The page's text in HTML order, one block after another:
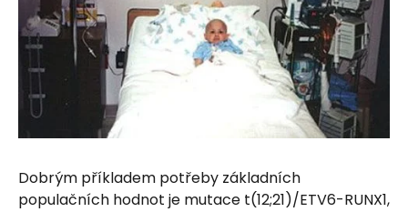
Dobrým příkladem potřeby základních
populačních hodnot je mutace t(12;21)/ETV6-RUNX1,